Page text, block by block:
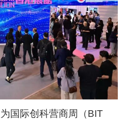
际创科营商周（BIT